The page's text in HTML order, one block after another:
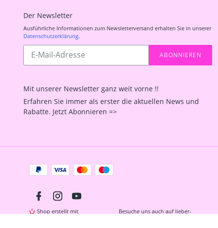
Der Newsletter
Ausführliche Informationen zum Newsletterversand erhalten Sie in unserer
Datenschutzerklärung.
Abonnieren
unsere
ABONNIEREN
Mit unserer Newsletter ganz weit vorne !!
Erfahren Sie immer als erster die aktuellen News und
Rabatte. Jetzt Abonnieren =>
Zahlungsarten
FacebookInstagram
Shop erstellt mit
Besuche uns auch auf lieber-